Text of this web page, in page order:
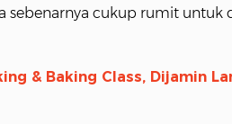
sebenarnya cukup rumit untuk
& Baking Class, Dijamin